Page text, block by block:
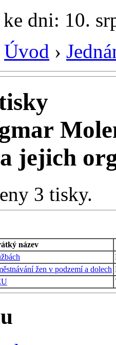
dni: 10.
Úvod ›
jejich
3 tisky.
název
žen v podzemí a dolech